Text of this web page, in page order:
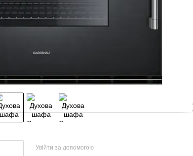
Увійти за допомогою